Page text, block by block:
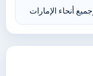
أنحاء الإمارات